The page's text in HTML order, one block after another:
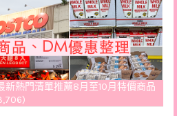
熱門清單推薦8月至10月特價商品